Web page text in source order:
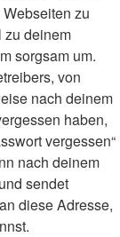
zu
zu deinem
sorgsam um.
von
nach deinem
haben,
vergessen“
nach deinem
sendet
diese Adresse,